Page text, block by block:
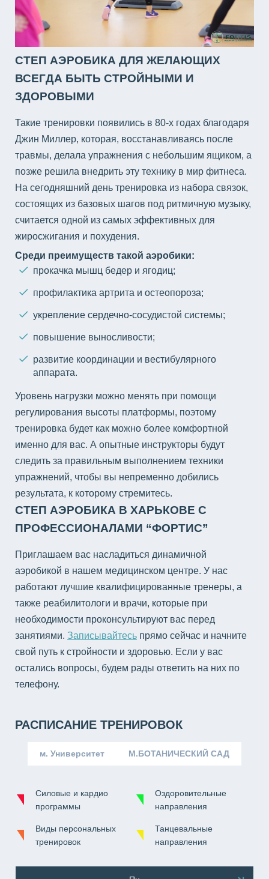
СТЕП АЭРОБИКА ДЛЯ ЖЕЛАЮЩИХ
ВСЕГДА БЫТЬ СТРОЙНЫМИ И
ЗДОРОВЫМИ
Такие тренировки появились в 80-х годах благодаря
Джин Миллер, которая, восстанавливаясь после
травмы, делала упражнения с небольшим ящиком, а
позже решила внедрить эту технику в мир фитнеса.
На сегодняшний день тренировка из набора связок,
состоящих из базовых шагов под ритмичную музыку,
считается одной из самых эффективных для
жиросжигания и похудения.
Среди преимуществ такой аэробики:
прокачка мышц бедер и ягодиц;
профилактика артрита и остеопороза;
укрепление сердечно-сосудистой системы;
повышение выносливости;
развитие координации и вестибулярного
аппарата.
Уровень нагрузки можно менять при помощи
регулирования высоты платформы, поэтому
тренировка будет как можно более комфортной
именно для вас. А опытные инструкторы будут
следить за правильным выполнением техники
упражнений, чтобы вы непременно добились
результата, к которому стремитесь.
СТЕП АЭРОБИКА В ХАРЬКОВЕ С
ПРОФЕССИОНАЛАМИ “ФОРТИС”
Приглашаем вас насладиться динамичной
аэробикой в нашем медицинском центре. У нас
работают лучшие квалифицированные тренеры, а
также реабилитологи и врачи, которые при
необходимости проконсультируют вас перед
занятиями. Записывайтесь прямо сейчас и начните
свой путь к стройности и здоровью. Если у вас
остались вопросы, будем рады ответить на них по
телефону.
РАСПИСАНИЕ ТРЕНИРОВОК
м. Университет М.БОТАНИЧЕСКИЙ САД
Силовые и кардио
программы
Оздоровительные
направления
Виды персональных
тренировок
Танцевальные
направления